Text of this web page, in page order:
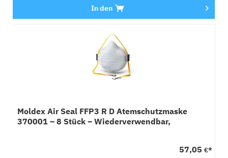
In den
Moldex Air Seal FFP3 R D Atemschutzmaske
370001 – 8 Stück – Wiederverwendbar,
57,05 €*